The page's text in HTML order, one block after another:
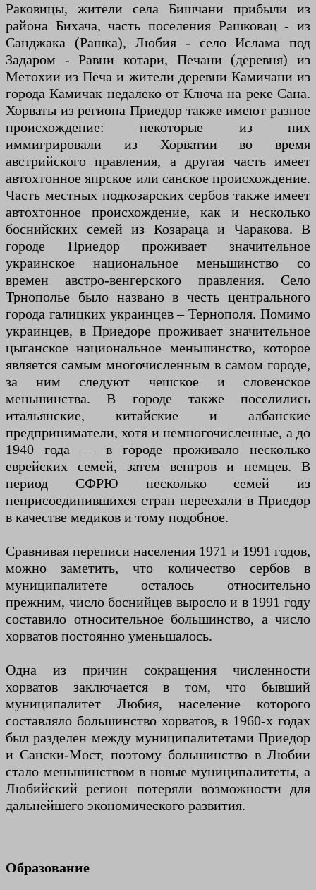
Раковицы, жители села Бишчани прибыли из
района Бихача, часть поселения Рашковац - из
Санджака (Рашка), Любия - село Ислама под
Задаром - Равни котари, Печани (деревня) из
Метохии из Печа и жители деревни Камичани из
города Камичак недалеко от Ключа на реке Сана.
Хорваты из региона Приедор также имеют разное
происхождение: некоторые из них
иммигрировали из Хорватии во время
австрийского правления, а другая часть имеет
автохтонное япрское или санское происхождение.
Часть местных подкозарских сербов также имеет
автохтонное происхождение, как и несколько
боснийских семей из Козараца и Чаракова. В
городе Приедор проживает значительное
украинское национальное меньшинство со
времен австро-венгерского правления. Село
Трнополье было названо в честь центрального
города галицких украинцев – Тернополя. Помимо
украинцев, в Приедоре проживает значительное
цыганское национальное меньшинство, которое
является самым многочисленным в самом городе,
за ним следуют чешское и словенское
меньшинства. В городе также поселились
итальянские, китайские и албанские
предприниматели, хотя и немногочисленные, а до
1940 года — в городе проживало несколько
еврейских семей, затем венгров и немцев. В
период СФРЮ несколько семей из
неприсоединившихся стран переехали в Приедор
в качестве медиков и тому подобное.
Сравнивая переписи населения 1971 и 1991 годов,
можно заметить, что количество сербов в
муниципалитете осталось относительно
прежним, число боснийцев выросло и в 1991 году
составило относительное большинство, а число
хорватов постоянно уменьшалось.
Одна из причин сокращения численности
хорватов заключается в том, что бывший
муниципалитет Любия, население которого
составляло большинство хорватов, в 1960-х годах
был разделен между муниципалитетами Приедор
и Сански-Мост, поэтому большинство в Любии
стало меньшинством в новые муниципалитеты, а
Любийский регион потеряли возможности для
дальнейшего экономического развития.
Образование